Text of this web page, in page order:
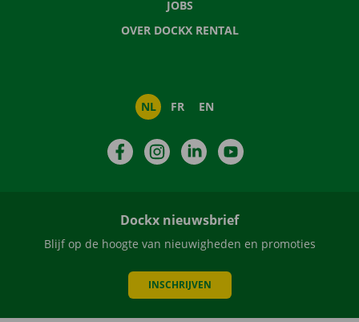
JOBS
OVER DOCKX RENTAL
NL FR EN
FacebookInstagramLinkedIn
Dockx nieuwsbrief
Blijf op de hoogte van nieuwigheden en promoties
INSCHRIJVEN